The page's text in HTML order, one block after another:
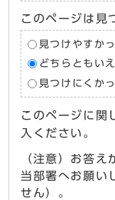
このページは見
見つけやすか
どちらともい
見つけにくか
このページに関
入ください。
（注意）お答
当部署へお願い
せん）。